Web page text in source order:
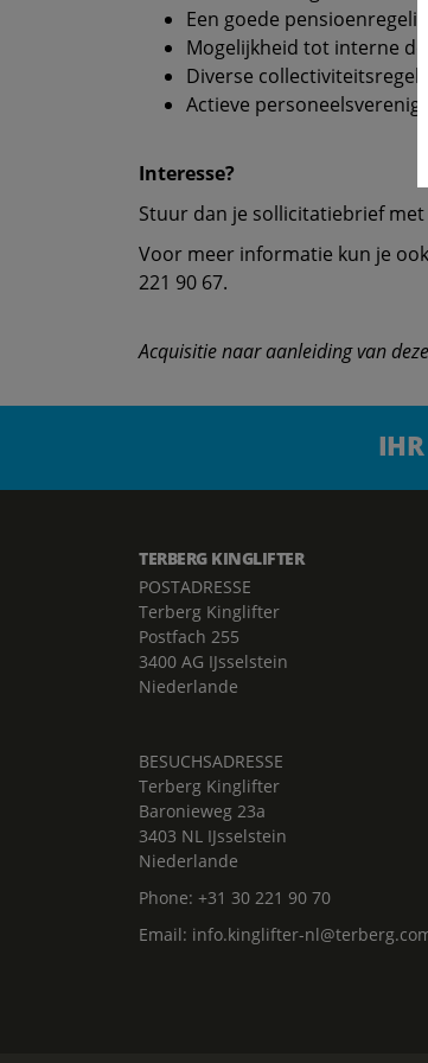
Een goede pensioenregeling
Mogelijkheid tot interne
Diverse
Actieve
Interesse?
Stuur dan je sollicitatiebrief
Voor meer informatie kun je
221 90 67.
Acquisitie naar aanleiding van
TERBERG KINGLIFTER
POSTADRESSE
Terberg Kinglifter
Postfach 255
3400 AG IJsselstein
Niederlande
BESUCHSADRESSE
Terberg Kinglifter
Baronieweg 23a
3403 NL IJsselstein
Niederlande
Phone: +31 30 221 90 70
Email: info.kinglifter-